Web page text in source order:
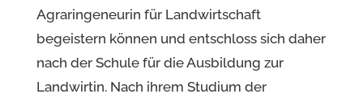
Agraringeneurin für Landwirtschaft
begeistern können und entschloss sich daher
nach der Schule für die Ausbildung zur
Landwirtin. Nach ihrem Studium der